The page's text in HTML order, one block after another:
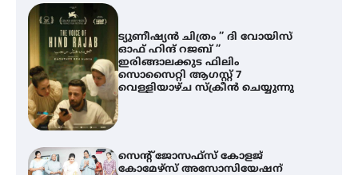
ട്യുണീഷ്യൻ ചിത്രം ” ദി വോയിസ്
ഓഫ് ഹിന്ദ് റജബ് ”
ഇരിങ്ങാലക്കുട ഫിലിം
സൊസൈറ്റി ആഗസ്റ്റ് 7
വെള്ളിയാഴ്ച സ്‌ക്രീൻ ചെയ്യുന്നു
സെന്റ് ജോസഫ്സ് കോളജ്
കോമേഴ്‌സ് അസോസിയേഷന്